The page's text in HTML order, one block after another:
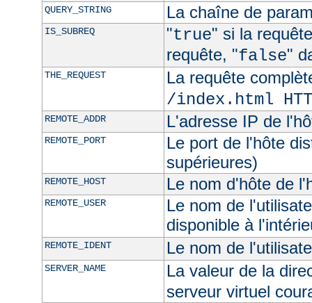
QUERY_STRING La chaîne de
IS_SUBREQ "true" si la
requête, "false"
THE_REQUEST
La requête
/index.html
REMOTE_ADDR L'adresse IP de
REMOTE_PORT
Le port de l'hôte
supérieures)
REMOTE_HOST Le nom d'hôte de
REMOTE_USER
Le nom de
disponible à
REMOTE_IDENT Le nom de
SERVER_NAME
La valeur de la
serveur virtuel